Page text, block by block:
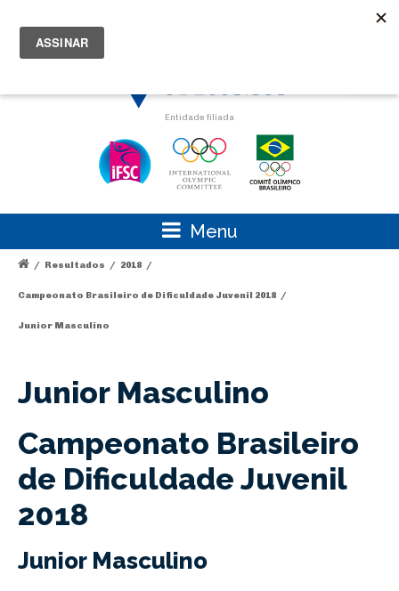
Entidade filiada
Menu
/ Resultados / 2018 /
Campeonato Brasileiro de Dificuldade Juvenil 2018 /
Junior Masculino
Junior Masculino
Campeonato Brasileiro
de Dificuldade Juvenil
2018
Junior Masculino